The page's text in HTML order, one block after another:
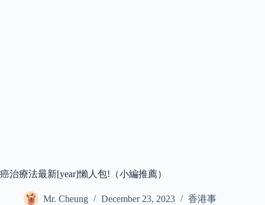
癌治療法最新[year]懶人包!（小編推薦）
Mr. Cheung December 23, 2023 香港事